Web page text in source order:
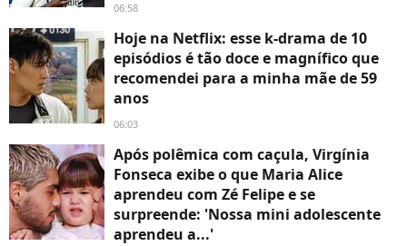
06:58
Hoje na Netflix: esse k-drama de 10
episódios é tão doce e magnífico que
recomendei para a minha mãe de 59
anos
06:03
Após polêmica com caçula, Virgínia
Fonseca exibe o que Maria Alice
aprendeu com Zé Felipe e se
surpreende: 'Nossa mini adolescente
aprendeu a...'